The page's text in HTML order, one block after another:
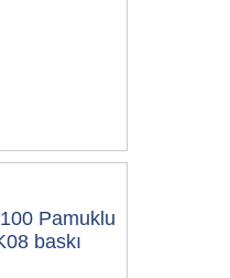
Pamuklu
baskı